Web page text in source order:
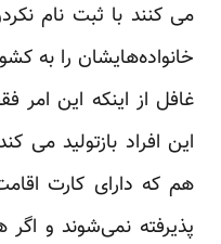
می کنند با ثبت نام
خانواده‌هایشان را به
غافل از اینکه این امر
این افراد بازتولید
هم که دارای کارت
پذیرفته نمی‌شوند و